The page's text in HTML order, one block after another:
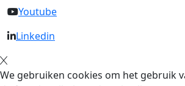
Youtube
Linkedin
We gebruiken cookies om het gebruik